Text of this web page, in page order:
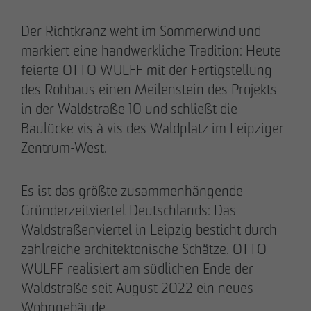
Der Richtkranz weht im Sommerwind und
markiert eine handwerkliche Tradition: Heute
feierte OTTO WULFF mit der Fertigstellung
des Rohbaus einen Meilenstein des Projekts
in der Waldstraße 10 und schließt die
Baulücke vis à vis des Waldplatz im Leipziger
Zentrum-West.
Es ist das größte zusammenhängende
Gründerzeitviertel Deutschlands: Das
Waldstraßenviertel in Leipzig besticht durch
zahlreiche architektonische Schätze. OTTO
WULFF realisiert am südlichen Ende der
Waldstraße seit August 2022 ein neues
Wohngebäude.
28.05.2026
Berlin-Pankow: OTTO WULFF feiert
Spatenstich für erstes Wohnprojekt in
Holzhybridbauweise